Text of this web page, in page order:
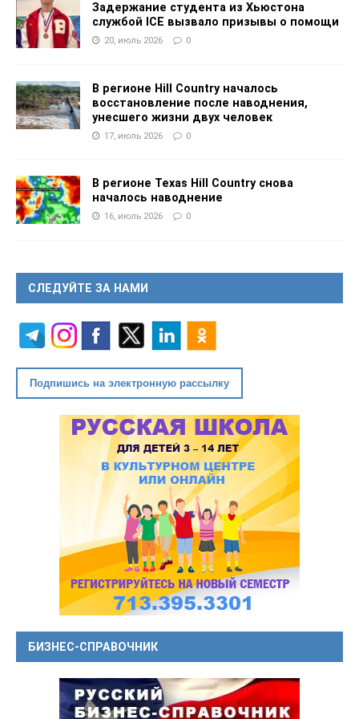
Задержание студента из Хьюстона
службой ICE вызвало призывы о помощи
20, июль 2026 0
В регионе Hill Country началось
восстановление после наводнения,
унесшего жизни двух человек
17, июль 2026 0
В регионе Texas Hill Country снова
началось наводнение
16, июль 2026 0
СЛЕДУЙТЕ ЗА НАМИ
Подпишись на электронную рассылку
БИЗНЕС-СПРАВОЧНИК